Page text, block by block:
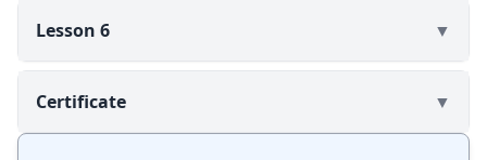
Lesson 6 ▼
Certificate ▼